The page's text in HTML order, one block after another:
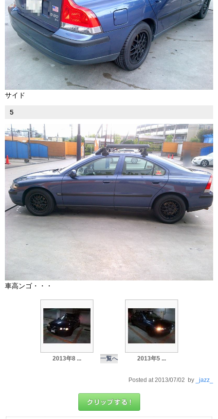
サイド
5
車高ンゴ・・・
2013年8 ... 一覧へ 2013年5 ...
Posted at 2013/07/02 by _jazz_